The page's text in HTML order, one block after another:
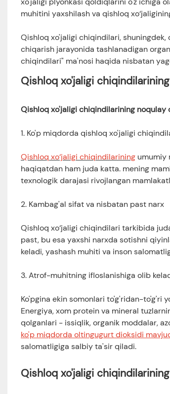
muhitini yaxshilash va qishloq
Qishloq xo'jaligi chiqindilari,
chiqarish jarayonida tashlanadigan
chiqindilari" ma'nosi haqida nisbatan
Qishloq xo'jaligi
Qishloq xo'jaligi chiqindilarining noqulay
1. Ko'p miqdorda qishloq xo'jaligi
Qishloq xo‘jaligi chiqindilariningumumiy
haqiqatdan ham juda katta. mening
texnologik darajasi rivojlangan
2. Kambag'al sifat va nisbatan past narx
Qishloq xo‘jaligi chiqindilari tarkibida
past, bu esa yaxshi narxda sotishni
keladi, yashash muhiti va inson
3. Atrof-muhitning ifloslanishiga olib
Ko'pgina ekin somonlari to'g'ridan-to'g'ri
Energiya, xom protein va mineral
qolganlari - issiqlik, organik moddalar,
ko'p miqdorda oltingugurt dioksidi
salomatligiga salbiy ta'sir qiladi.
Qishloq xo'jaligi